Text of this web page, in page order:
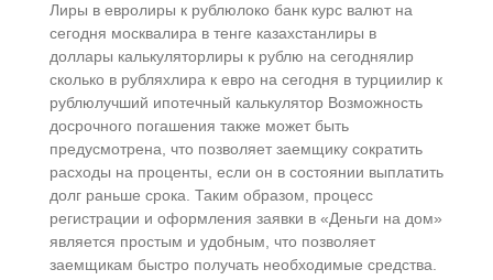
Лиры в евролиры к рублюлоко банк курс валют на
сегодня москвалира в тенге казахстанлиры в
доллары калькуляторлиры к рублю на сегоднялир
сколько в рубляхлира к евро на сегодня в турциилир к
рублюлучший ипотечный калькулятор Возможность
досрочного погашения также может быть
предусмотрена, что позволяет заемщику сократить
расходы на проценты, если он в состоянии выплатить
долг раньше срока. Таким образом, процесс
регистрации и оформления заявки в «Деньги на дом»
является простым и удобным, что позволяет
заемщикам быстро получать необходимые средства.